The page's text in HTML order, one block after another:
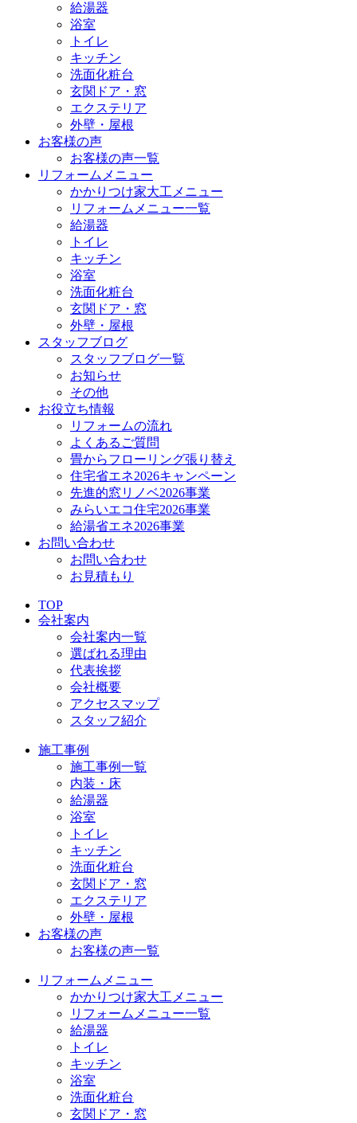
給湯器
浴室
トイレ
キッチン
洗面化粧台
玄関ドア・窓
エクステリア
外壁・屋根
お客様の声
お客様の声一覧
リフォームメニュー
かかりつけ家大工メニュー
リフォームメニュー一覧
給湯器
トイレ
キッチン
浴室
洗面化粧台
玄関ドア・窓
外壁・屋根
スタッフブログ
スタッフブログ一覧
お知らせ
その他
お役立ち情報
リフォームの流れ
よくあるご質問
畳からフローリング張り替え
住宅省エネ2026キャンペーン
先進的窓リノベ2026事業
みらいエコ住宅2026事業
給湯省エネ2026事業
お問い合わせ
お問い合わせ
お見積もり
TOP
会社案内
会社案内一覧
選ばれる理由
代表挨拶
会社概要
アクセスマップ
スタッフ紹介
施工事例
施工事例一覧
内装・床
給湯器
浴室
トイレ
キッチン
洗面化粧台
玄関ドア・窓
エクステリア
外壁・屋根
お客様の声
お客様の声一覧
リフォームメニュー
かかりつけ家大工メニュー
リフォームメニュー一覧
給湯器
トイレ
キッチン
浴室
洗面化粧台
玄関ドア・窓